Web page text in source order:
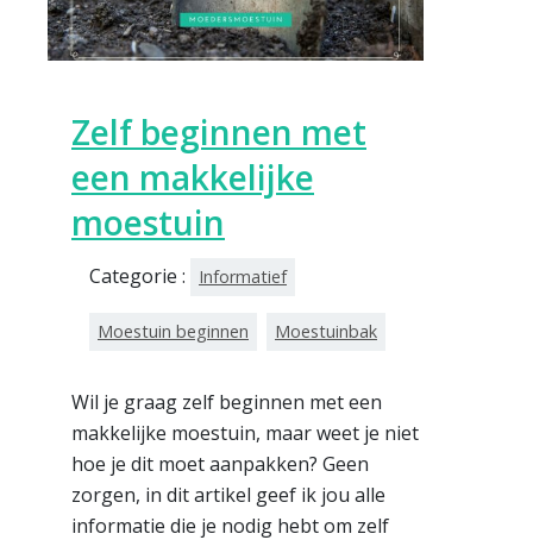
Zelf beginnen met
een makkelijke
moestuin
Categorie : Informatief
Moestuin beginnen Moestuinbak
Wil je graag zelf beginnen met een
makkelijke moestuin, maar weet je niet
hoe je dit moet aanpakken? Geen
zorgen, in dit artikel geef ik jou alle
informatie die je nodig hebt om zelf